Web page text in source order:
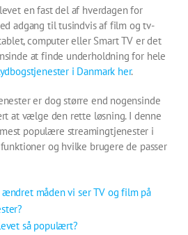
en fast del af hverdagen for
adgang til tusindvis af film og tv-
computer eller Smart TV er det
at finde underholdning for hele
i Danmark her.
er dog større end nogensinde
at vælge den rette løsning. I denne
populære streamingtjenester i
og hvilke brugere de passer
måden vi ser TV og film på
så populært?